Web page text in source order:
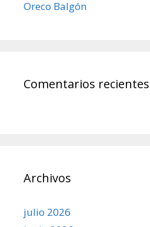
Oreco Balgón
Comentarios recientes
Archivos
julio 2026